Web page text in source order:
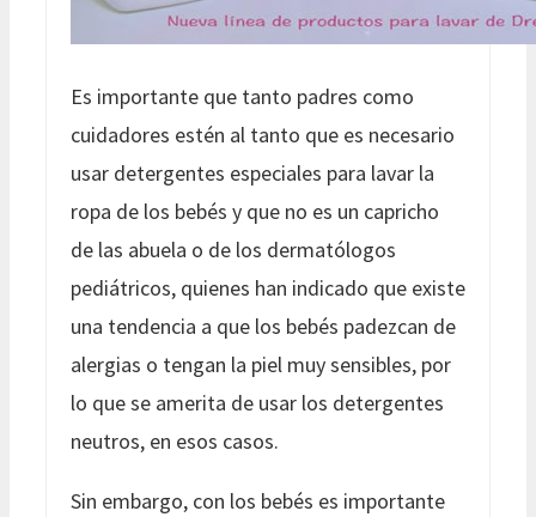
Es importante que tanto padres como
cuidadores estén al tanto que es necesario
usar detergentes especiales para lavar la
ropa de los bebés y que no es un capricho
de las abuela o de los dermatólogos
pediátricos, quienes han indicado que existe
una tendencia a que los bebés padezcan de
alergias o tengan la piel muy sensibles, por
lo que se amerita de usar los detergentes
neutros, en esos casos.
Sin embargo, con los bebés es importante